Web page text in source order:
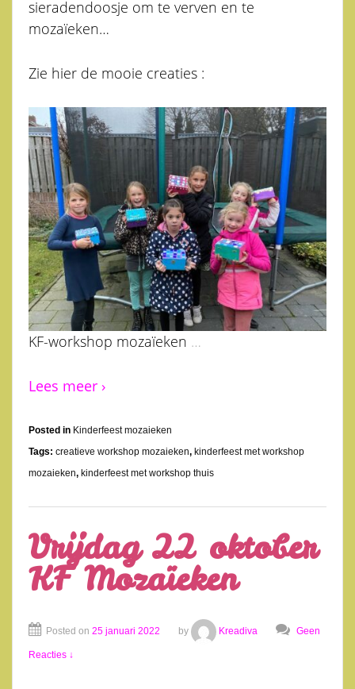
sieradendoosje om te verven en te
mozaïeken…
Zie hier de mooie creaties :
KF-workshop mozaïeken …
Lees meer ›
Posted in Kinderfeest mozaieken
Tags: creatieve workshop mozaieken, kinderfeest met workshop
mozaieken, kinderfeest met workshop thuis
Vrijdag 22 oktober
KF Mozaïeken
Posted on 25 januari 2022 by Kreadiva Geen
Reacties ↓